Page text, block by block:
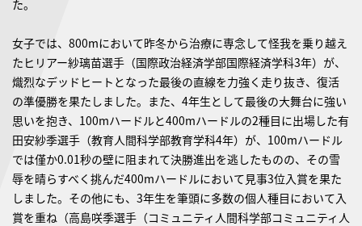
た。
女子では、800mにおいて昨冬から治療に専念して怪我を乗り越え
たヒリアー紗璃苗選手（国際政治経済学部国際経済学科3年）が、
熾烈なデッドヒートとなった最後の直線を力強く走り抜き、復活
の準優勝を果たしました。また、4年生として最後の大舞台に強い
思いを抱き、100mハードルと400mハードルの2種目に出場した有
田安紗季選手（教育人間科学部教育学科4年）が、100mハードル
では僅か0.01秒の壁に阻まれて決勝進出を逃したものの、その雪
辱を晴らすべく挑んだ400mハードルにおいて見事3位入賞を果た
しました。その他にも、3年生を筆頭に多数の個人種目において入
賞を重ね（高島咲季選手（コミュニティ人間科学部コミュニティ人